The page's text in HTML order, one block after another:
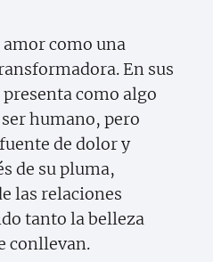
como una
En sus
como algo
humano, pero
de dolor y
de su pluma,
las relaciones
tanto la belleza
conllevan.